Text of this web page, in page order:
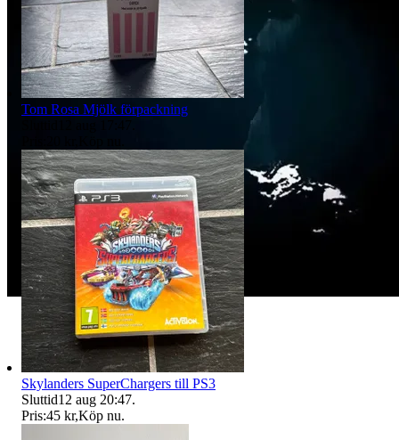
Tom Rosa Mjölk förpackning
Skylanders SuperChargers till PS3
Sluttid12 aug 20:47.
Pris:45 kr,Köp nu.